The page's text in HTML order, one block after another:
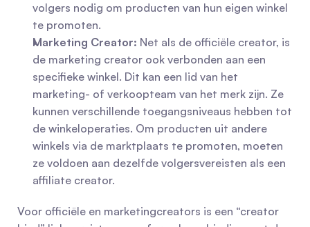
volgers nodig om producten van hun eigen winkel
te promoten.
Marketing Creator: Net als de officiële creator, is
de marketing creator ook verbonden aan een
specifieke winkel. Dit kan een lid van het
marketing- of verkoopteam van het merk zijn. Ze
kunnen verschillende toegangsniveaus hebben tot
de winkeloperaties. Om producten uit andere
winkels via de marktplaats te promoten, moeten
ze voldoen aan dezelfde volgersvereisten als een
affiliate creator.
Voor officiële en marketingcreators is een “creator